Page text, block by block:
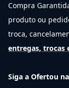
Compra
produto ou
troca,
entregas, trocas
Siga a Ofertou